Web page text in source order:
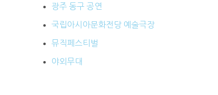
광주 동구 공연
국립아시아문화전당 예술극장
뮤직페스티벌
야외무대